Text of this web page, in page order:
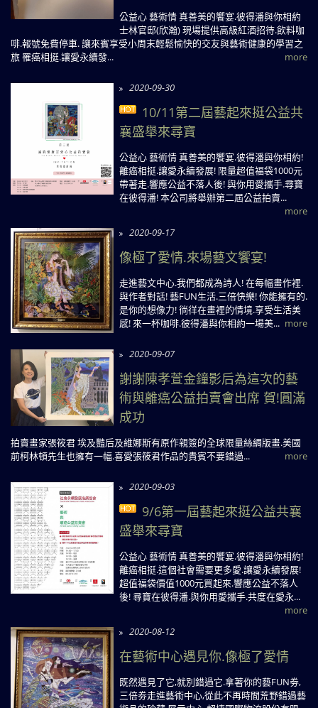
公益心 藝術情 真善美的饗宴.彼得潘與你相約
士林官邸(欣瀚) 現場提供高級紅酒招待.飲料咖
啡.報號免費停車. 讓來賓享受小周末輕鬆愉快的交友與藝術健康的學習之
旅 罹癌相挺.讓愛永續發...
more
2020-09-30
10/11第二屆藝起來挺公益共
襄盛舉來尋寶
公益心 藝術情 真善美的饗宴.彼得潘與你相約!
離癌相挺.讓愛永續發展! 限量超值福袋1000元
帶著走.響應公益不落人後! 與你用愛攜手.尋寶
在彼得潘! 本公司將舉辦第二屆公益拍賣...
more
2020-09-17
像極了愛情.來場藝文饗宴!
走進藝文中心.我們都成為詩人! 在每幅畫作裡.
與作者對話! 藝FUN生活.三倍快樂! 你能擁有的.
是你的想像力! 徜徉在畫裡的情境.享受生活美
感! 來一杯咖啡.彼得潘與你相約一場美... more
2020-09-07
謝謝陳孝萱金鐘影后為這次的藝
術與離癌公益拍賣會出席 賀!圓滿
成功
拍賣畫家張筱君 埃及豔后及維娜斯有原作親簽的全球限量絲綢版畫.美國
前柯林頓先生也擁有一幅.喜愛張筱君作品的貴賓不要錯過...
more
2020-09-03
9/6第一屆藝起來挺公益共襄
盛舉來尋寶
公益心 藝術情 真善美的饗宴.彼得潘與你相約!
離癌相挺.這個社會需要更多愛.讓愛永續發展!
超值福袋價值1000元買起來.響應公益不落人
後! 尋寶在彼得潘.與你用愛攜手.共度在愛永...
more
2020-08-12
在藝術中心遇見你.像極了愛情
既然遇見了它,就別錯過它.拿著你的藝FUN劵,
三倍劵走進藝術中心,從此不再時間荒野錯過藝